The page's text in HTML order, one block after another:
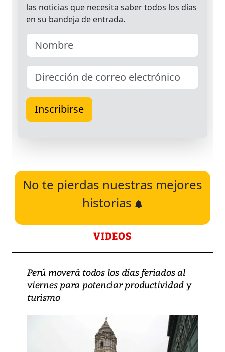
No te pierdas nuestras mejores
historias
VIDEOS
Perú moverá todos los días feriados al
viernes para potenciar productividad y
turismo